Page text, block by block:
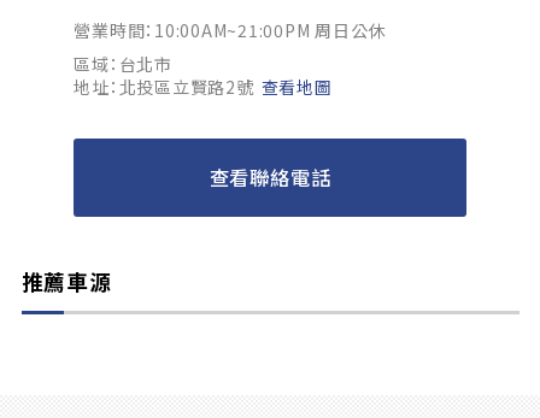
營業時間：10:00AM~21:00PM 周日公休
區域：台北市
地址：北投區立賢路2號 查看地圖
查看聯絡電話
推薦車源